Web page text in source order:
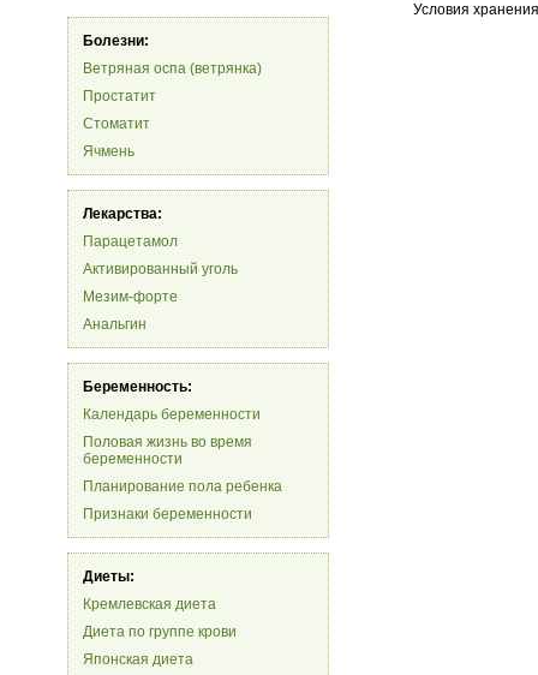
Болезни:
Ветряная оспа (ветрянка)
Простатит
Стоматит
Ячмень
Лекарства:
Парацетамол
Активированный уголь
Мезим-форте
Анальгин
Беременность:
Календарь беременности
Половая жизнь во время
беременности
Планирование пола ребенка
Признаки беременности
Диеты:
Кремлевская диета
Диета по группе крови
Японская диета
Условия